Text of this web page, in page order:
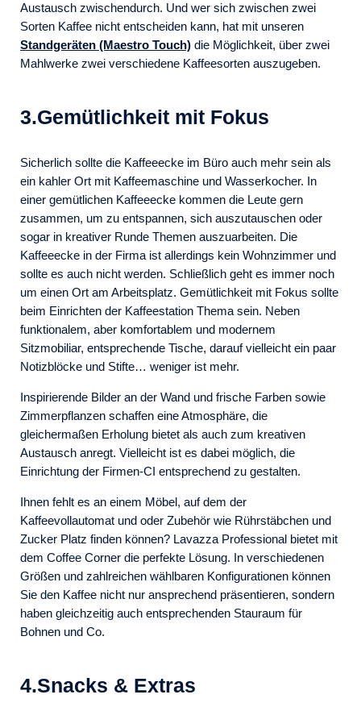
Austausch zwischendurch. Und wer sich zwischen zwei
Sorten Kaffee nicht entscheiden kann, hat mit unseren
Standgeräten (Maestro Touch) die Möglichkeit, über zwei
Mahlwerke zwei verschiedene Kaffeesorten auszugeben.
3.Gemütlichkeit mit Fokus
Sicherlich sollte die Kaffeeecke im Büro auch mehr sein als
ein kahler Ort mit Kaffeemaschine und Wasserkocher. In
einer gemütlichen Kaffeeecke kommen die Leute gern
zusammen, um zu entspannen, sich auszutauschen oder
sogar in kreativer Runde Themen auszuarbeiten. Die
Kaffeeecke in der Firma ist allerdings kein Wohnzimmer und
sollte es auch nicht werden. Schließlich geht es immer noch
um einen Ort am Arbeitsplatz. Gemütlichkeit mit Fokus sollte
beim Einrichten der Kaffeestation Thema sein. Neben
funktionalem, aber komfortablem und modernem
Sitzmobiliar, entsprechende Tische, darauf vielleicht ein paar
Notizblöcke und Stifte… weniger ist mehr.
Inspirierende Bilder an der Wand und frische Farben sowie
Zimmerpflanzen schaffen eine Atmosphäre, die
gleichermaßen Erholung bietet als auch zum kreativen
Austausch anregt. Vielleicht ist es dabei möglich, die
Einrichtung der Firmen-CI entsprechend zu gestalten.
Ihnen fehlt es an einem Möbel, auf dem der
Kaffeevollautomat und oder Zubehör wie Rührstäbchen und
Zucker Platz finden können? Lavazza Professional bietet mit
dem Coffee Corner die perfekte Lösung. In verschiedenen
Größen und zahlreichen wählbaren Konfigurationen können
Sie den Kaffee nicht nur ansprechend präsentieren, sondern
haben gleichzeitig auch entsprechenden Stauraum für
Bohnen und Co.
4.Snacks & Extras